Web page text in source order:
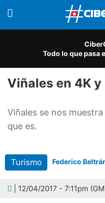
Todo lo que pasa
Viñales en 4K y
Viñales se nos
que es.
Turismo Federico
| 12/04/2017 - 7:11pm